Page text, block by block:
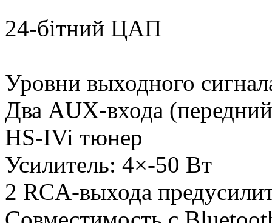
24-бітний ЦАП
Уровни выходного
Два AUX-входа
HS-IVi тюнер
Усилитель: 4×-50 Вт
2 RCA-выхода